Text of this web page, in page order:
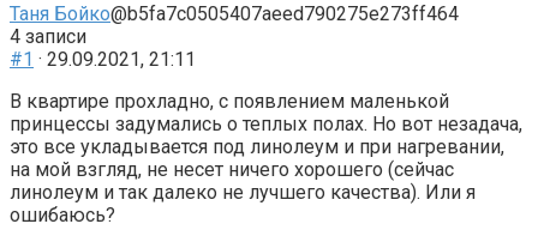
Таня Бойко@b5fa7c0505407aeed790275e273ff464
4 записи
#1 · 29.09.2021, 21:11
В квартире прохладно, с появлением маленькой
принцессы задумались о теплых полах. Но вот незадача,
это все укладывается под линолеум и при нагревании,
на мой взгляд, не несет ничего хорошего (сейчас
линолеум и так далеко не лучшего качества). Или я
ошибаюсь?